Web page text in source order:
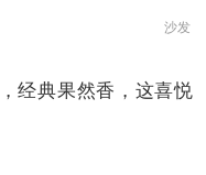
沙发
经典果然香，这喜悦